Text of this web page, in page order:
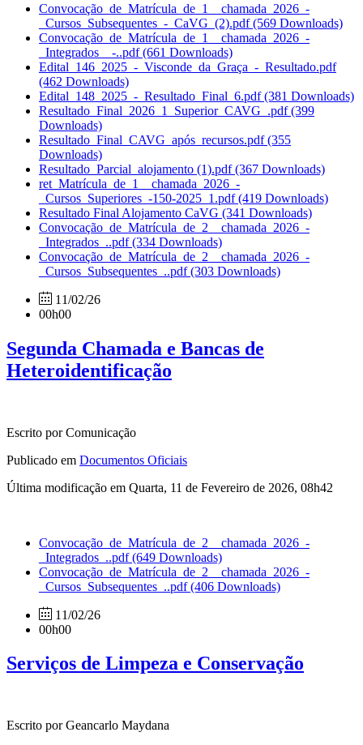
Convocação_de_Matrícula_de_1__chamada_2026_-
_Cursos_Subsequentes_-_CaVG_(2).pdf(569 Downloads)
Convocação_de_Matrícula_de_1__chamada_2026_-
_Integrados__-..pdf(661 Downloads)
Edital_146_2025_-_Visconde_da_Graça_-_Resultado.pdf
(462 Downloads)
Edital_148_2025_-_Resultado_Final_6.pdf(381 Downloads)
Resultado_Final_2026_1_Superior_CAVG_.pdf(399
Downloads)
Resultado_Final_CAVG_após_recursos.pdf(355
Downloads)
Resultado_Parcial_alojamento (1).pdf(367 Downloads)
ret_Matrícula_de_1__chamada_2026_-
_Cursos_Superiores_-150-2025_1.pdf(419 Downloads)
Resultado Final Alojamento CaVG (341 Downloads)
Convocação_de_Matrícula_de_2__chamada_2026_-
_Integrados_..pdf(334 Downloads)
Convocação_de_Matrícula_de_2__chamada_2026_-
_Cursos_Subsequentes_..pdf(303 Downloads)
11/02/26
00h00
Segunda Chamada e Bancas de
Heteroidentificação
Escrito por Comunicação
Publicado em Documentos Oficiais
Última modificação em Quarta, 11 de Fevereiro de 2026, 08h42
Convocação_de_Matrícula_de_2__chamada_2026_-
_Integrados_..pdf(649 Downloads)
Convocação_de_Matrícula_de_2__chamada_2026_-
_Cursos_Subsequentes_..pdf(406 Downloads)
11/02/26
00h00
Serviços de Limpeza e Conservação
Escrito por Geancarlo Maydana